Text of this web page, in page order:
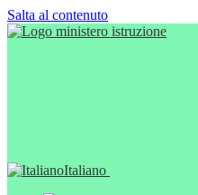
Salta al contenuto
Italiano